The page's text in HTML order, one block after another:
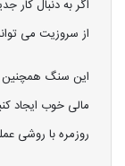
اگر به دنبال کار
از سروزیت می
این سنگ همچنین
مالی خوب ایجاد
روزمره با روشی